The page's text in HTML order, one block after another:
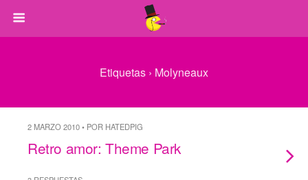
Etiquetas › Molyneaux
2 MARZO 2010 • POR HATEDPIG
Retro amor: Theme Park